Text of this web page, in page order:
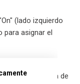
(lado izquierdo
asignar el
botón de la toma de